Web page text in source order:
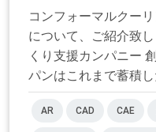
コンフォーマルクー
について、ご紹介致
くり支援カンパニー
パンはこれまで蓄積
AR CAD CAE